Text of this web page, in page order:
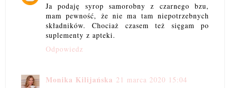
Ja podaję syrop samorobny z czarnego bzu,
mam pewność, że nie ma tam niepotrzebnych
składników. Chociaż czasem też sięgam po
suplementy z apteki.
Odpowiedz
Monika Kilijańska 21 marca 2020 15:04